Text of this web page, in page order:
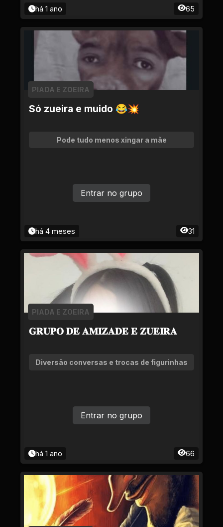
há 1 ano 65
Só zueira e muido 😂💥
PIADA E ZOEIRA
Pode tudo menos xingar a mãe
há 4 meses 31
Entrar no grupo
𝐆𝐑𝐔𝐏𝐎 𝐃𝐄 𝐀𝐌𝐈𝐙𝐀𝐃𝐄 𝐄 𝐙𝐔𝐄𝐈𝐑𝐀
PIADA E ZOEIRA
Diversão conversas e trocas de figurinhas
há 1 ano 66
Entrar no grupo